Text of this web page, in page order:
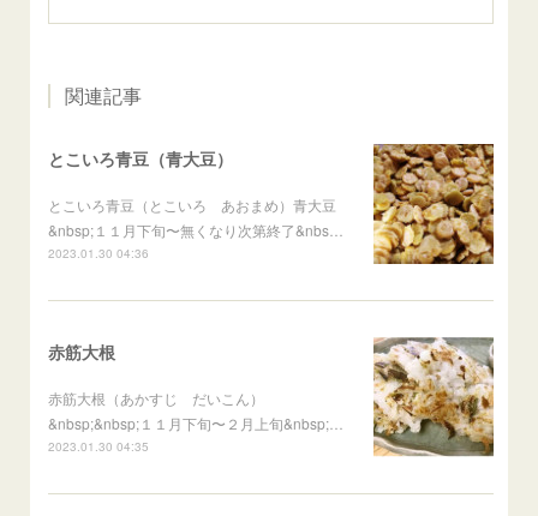
関連記事
とこいろ青豆（青大豆）
とこいろ青豆（とこいろ あおまめ）青大豆
&nbsp;１１月下旬〜無くなり次第終了&nbs…
2023.01.30 04:36
赤筋大根
赤筋大根（あかすじ だいこん）
&nbsp;&nbsp;１１月下旬〜２月上旬&nbsp;…
2023.01.30 04:35